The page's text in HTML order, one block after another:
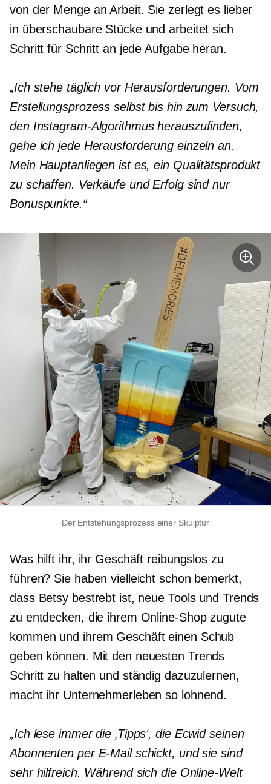
von der Menge an Arbeit. Sie zerlegt es lieber
in überschaubare Stücke und arbeitet sich
Schritt für Schritt an jede Aufgabe heran.
„Ich stehe täglich vor Herausforderungen. Vom
Erstellungsprozess selbst bis hin zum Versuch,
den Instagram-Algorithmus herauszufinden,
gehe ich jede Herausforderung einzeln an.
Mein Hauptanliegen ist es, ein Qualitätsprodukt
zu schaffen. Verkäufe und Erfolg sind nur
Bonuspunkte.“
Der Entstehungsprozess einer Skulptur
Was hilft ihr, ihr Geschäft reibungslos zu
führen? Sie haben vielleicht schon bemerkt,
dass Betsy bestrebt ist, neue Tools und Trends
zu entdecken, die ihrem Online-Shop zugute
kommen und ihrem Geschäft einen Schub
geben können. Mit den neuesten Trends
Schritt zu halten und ständig dazuzulernen,
macht ihr Unternehmerleben so lohnend.
„Ich lese immer die ‚Tipps‘, die Ecwid seinen
Abonnenten per E-Mail schickt, und sie sind
sehr hilfreich. Während sich die Online-Welt